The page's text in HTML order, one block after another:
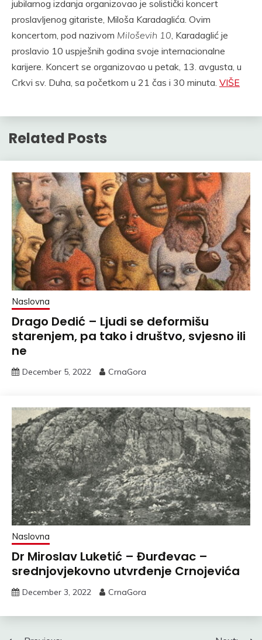
jubilarnog izdanja organizovao je solistički koncert
proslavljenog gitariste, Miloša Karadaglića. Ovim
koncertom, pod nazivom Miloševih 10, Karadaglić je
proslavio 10 uspješnih godina svoje internacionalne
karijere. Koncert se organizovao u petak, 13. avgusta, u
Crkvi sv. Duha, sa početkom u 21 čas i 30 minuta. VIŠE
Related Posts
Naslovna
Drago Dedić – Ljudi se deformišu
starenjem, pa tako i društvo, svjesno ili
ne
December 5, 2022 CrnaGora
Naslovna
Dr Miroslav Luketić – Đurđevac –
srednjovjekovno utvrđenje Crnojevića
December 3, 2022 CrnaGora